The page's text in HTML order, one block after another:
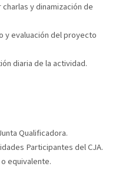
y dinamización de
y evaluación del proyecto
diaria de la actividad.
Qualificadora.
Participantes del CJA.
equivalente.